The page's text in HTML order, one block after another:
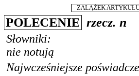
ZALĄŻEK
POLECENIE rzecz. n
Słowniki:
nie notują
Najwcześniejsze